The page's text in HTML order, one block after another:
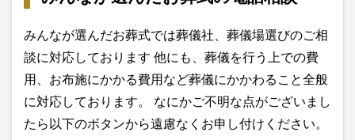
みんなが選んだお葬式では葬儀社、葬儀場選びのご相
談に対応しております 他にも、葬儀を行う上での費
用、お布施にかかる費用など葬儀にかかわること全般
に対応しております。 なにかご不明な点がございまし
たら以下のボタンから遠慮なくお申し付けください。